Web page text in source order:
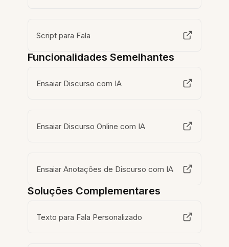
Script para Fala
Funcionalidades Semelhantes
Ensaiar Discurso com IA
Ensaiar Discurso Online com IA
Ensaiar Anotações de Discurso com IA
Soluções Complementares
Texto para Fala Personalizado